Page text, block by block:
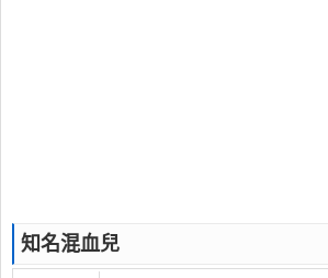
知名混血兒